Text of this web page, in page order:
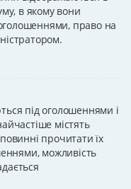
в якому вони
право на
під оголошеннями і
містять
прочитати їх
можливість